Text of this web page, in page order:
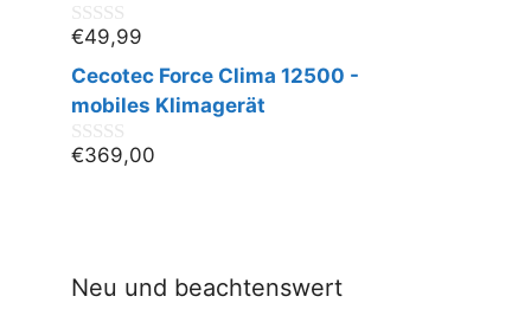
0
v
o
n
€49,99
Cecotec Force Clima 12500 -
mobiles Klimagerät
0
€369,00
Neu und beachtenswert